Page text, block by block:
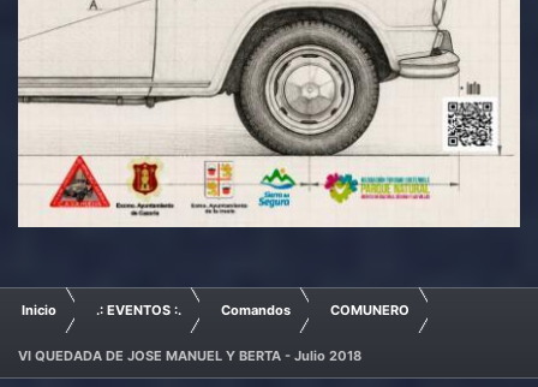
Inicio .: EVENTOS :. Comandos COMUNERO
VI QUEDADA DE JOSE MANUEL Y BERTA - Julio 2018